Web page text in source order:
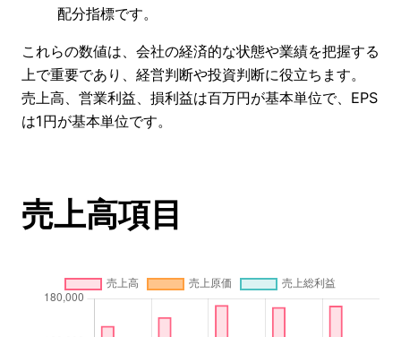
配分指標です。
これらの数値は、会社の経済的な状態や業績を把握する
上で重要であり、経営判断や投資判断に役立ちます。
売上高、営業利益、損利益は百万円が基本単位で、EPS
は1円が基本単位です。
売上高項目